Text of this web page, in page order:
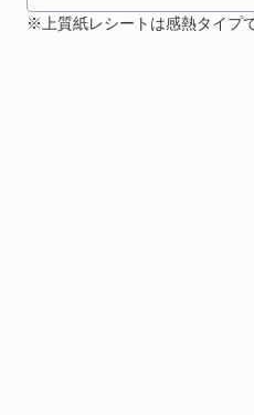
※上質紙レシートは感熱タイプ